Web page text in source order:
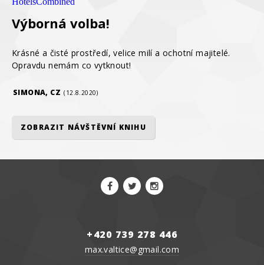
Výborná volba!
Krásné a čisté prostředí, velice milí a ochotní majitelé.
Opravdu nemám co vytknout!
SIMONA, CZ (12.8.2020)
ZOBRAZIT NÁVŠTĚVNÍ KNIHU
+420 739 278 446
max.valtice@gmail.com